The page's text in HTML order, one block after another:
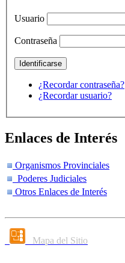
Usuario
Contraseña
¿Recordar contraseña?
¿Recordar usuario?
Enlaces de Interés
Organismos Provinciales
Poderes Judiciales
Otros Enlaces de Interés
Mapa del Sitio